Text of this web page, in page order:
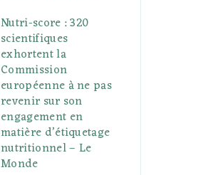
Nutri-score : 320
scientifiques
exhortent la
Commission
européenne à ne pas
revenir sur son
engagement en
matière d’étiquetage
nutritionnel – Le
Monde